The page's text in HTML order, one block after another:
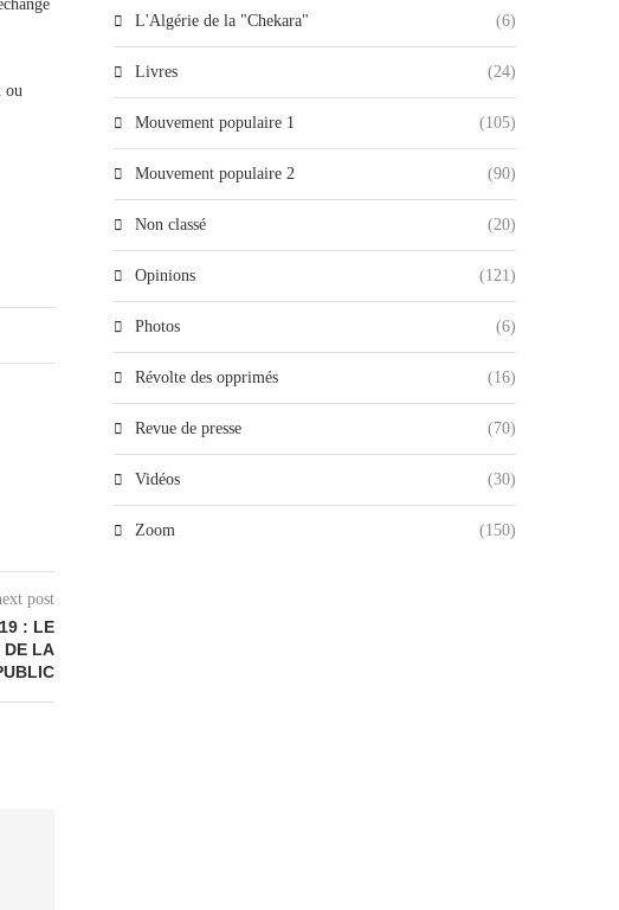
ou
post
: LE
DE LA
L'Algérie de la "Chekara" (6)
Livres (24)
Mouvement populaire 1 (105)
Mouvement populaire 2 (90)
Non classé (20)
Opinions (121)
Photos (6)
Révolte des opprimés (16)
Revue de presse (70)
Vidéos (30)
Zoom (150)